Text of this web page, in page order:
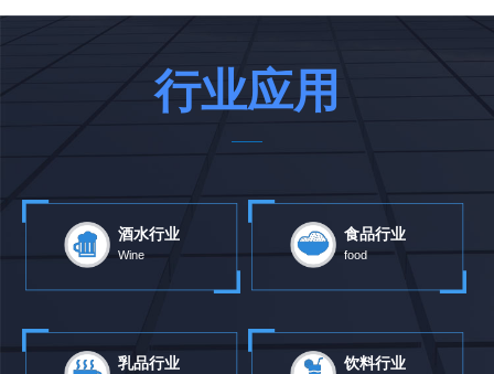
行业应用
酒水行业
Wine
食品行业
food
乳品行业 饮料行业